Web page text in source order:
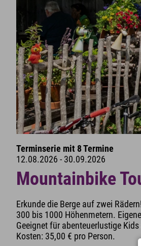
Terminserie mit 8 Termine
12.08.2026 - 30.09.2026
Mountainbike
Erkunde die Berge auf zwei
300 bis 1000 Höhenmetern.
Geeignet für abenteuerlustige
Kosten: 35,00 € pro Person.